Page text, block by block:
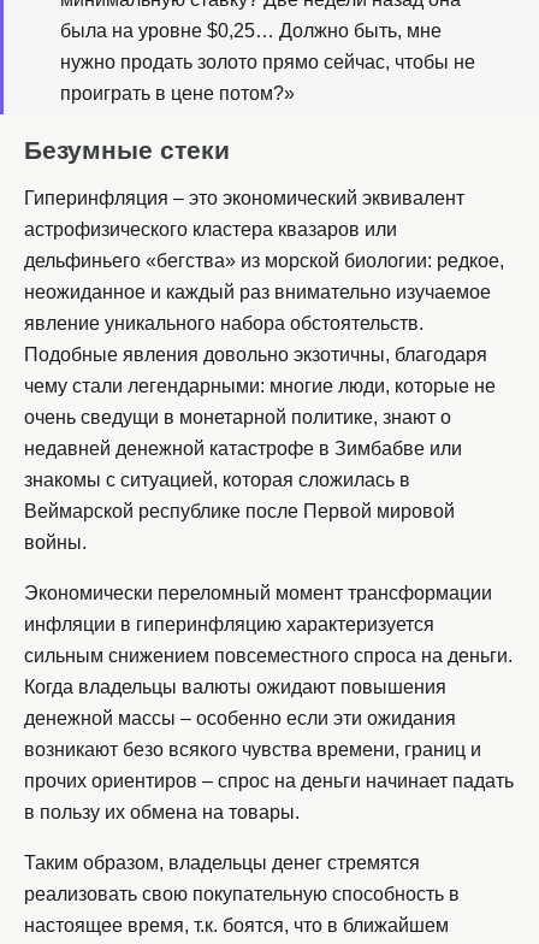
была на уровне $0,25… Должно быть, мне
нужно продать золото прямо сейчас, чтобы не
проиграть в цене потом?»
Безумные стеки
Гиперинфляция – это экономический эквивалент
астрофизического кластера квазаров или
дельфиньего «бегства» из морской биологии: редкое,
неожиданное и каждый раз внимательно изучаемое
явление уникального набора обстоятельств.
Подобные явления довольно экзотичны, благодаря
чему стали легендарными: многие люди, которые не
очень сведущи в монетарной политике, знают о
недавней денежной катастрофе в Зимбабве или
знакомы с ситуацией, которая сложилась в
Веймарской республике после Первой мировой
войны.
Экономически переломный момент трансформации
инфляции в гиперинфляцию характеризуется
сильным снижением повсеместного спроса на деньги.
Когда владельцы валюты ожидают повышения
денежной массы – особенно если эти ожидания
возникают безо всякого чувства времени, границ и
прочих ориентиров – спрос на деньги начинает падать
в пользу их обмена на товары.
Таким образом, владельцы денег стремятся
реализовать свою покупательную способность в
настоящее время, т.к. боятся, что в ближайшем